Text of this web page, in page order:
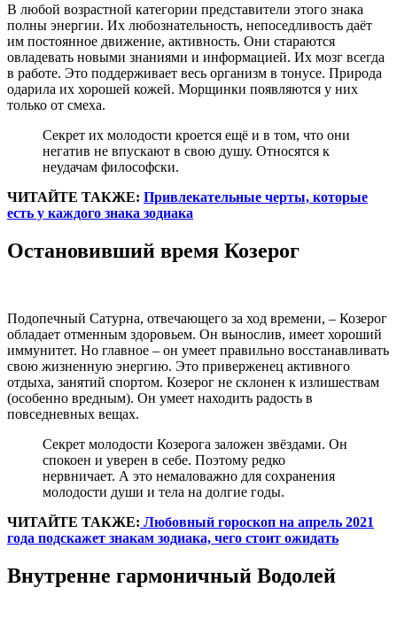
В любой возрастной категории представители этого знака
полны энергии. Их любознательность, непоседливость даёт
им постоянное движение, активность. Они стараются
овладевать новыми знаниями и информацией. Их мозг всегда
в работе. Это поддерживает весь организм в тонусе. Природа
одарила их хорошей кожей. Морщинки появляются у них
только от смеха.
Секрет их молодости кроется ещё и в том, что они
негатив не впускают в свою душу. Относятся к
неудачам философски.
ЧИТАЙТЕ ТАКЖЕ: Привлекательные черты, которые
есть у каждого знака зодиака
Остановивший время Козерог
Подопечный Сатурна, отвечающего за ход времени, – Козерог
обладает отменным здоровьем. Он вынослив, имеет хороший
иммунитет. Но главное – он умеет правильно восстанавливать
свою жизненную энергию. Это приверженец активного
отдыха, занятий спортом. Козерог не склонен к излишествам
(особенно вредным). Он умеет находить радость в
повседневных вещах.
Секрет молодости Козерога заложен звёздами. Он
спокоен и уверен в себе. Поэтому редко
нервничает. А это немаловажно для сохранения
молодости души и тела на долгие годы.
ЧИТАЙТЕ ТАКЖЕ: Любовный гороскоп на апрель 2021
года подскажет знакам зодиака, чего стоит ожидать
Внутренне гармоничный Водолей